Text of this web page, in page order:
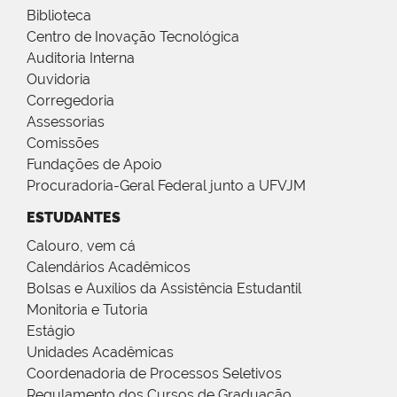
Biblioteca
Centro de Inovação Tecnológica
Auditoria Interna
Ouvidoria
Corregedoria
Assessorias
Comissões
Fundações de Apoio
Procuradoria-Geral Federal junto a UFVJM
ESTUDANTES
Calouro, vem cá
Calendários Acadêmicos
Bolsas e Auxílios da Assistência Estudantil
Monitoria e Tutoria
Estágio
Unidades Acadêmicas
Coordenadoria de Processos Seletivos